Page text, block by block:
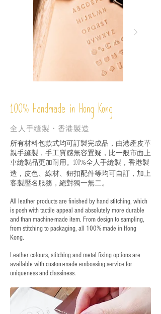
100% Handmade in Hong Kong
全人手縫製・香港製造
所有材料包款式均可訂製完成品，由港產皮革
親手縫製，手工質感無容置疑，比一般市面上
車縫製品更加耐用。 100%全人手縫製，香港製
造，皮色、線材、鈕扣配件等均可自訂，加上
客製壓名服務，絕對獨一無二。
All leather products are finished by hand stitching, which
is posh with tactile appeal and absolutely more durable
and than machine-made item. From design to sampling,
from stitching to packaging, all 100% made in Hong
Kong.
Leather colours, stitching and metal fixing options are
available with custom-made embossing service for
uniqueness and classiness.